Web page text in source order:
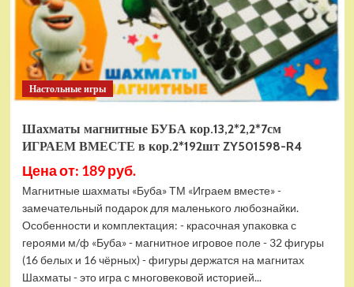
Настольные игры
Шахматы магнитные БУБА кор.13,2*2,2*7см
ИГРАЕМ ВМЕСТЕ в кор.2*192шт ZY501598-R4
Цена от: 189 руб.
Магнитные шахматы «Буба» ТМ «Играем вместе» -
замечательный подарок для маленького любознайки.
Особенности и комплектация: - красочная упаковка с
героями м/ф «Буба» - магнитное игровое поле - 32 фигуры
(16 белых и 16 чёрных) - фигуры держатся на магнитах
Шахматы - это игра с многовековой историей...